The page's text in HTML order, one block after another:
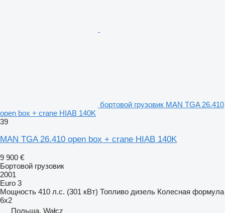
бортовой грузовик MAN TGA 26.410
open box + crane HIAB 140K
39
MAN TGA 26.410 open box + crane HIAB 140K
9 900 €
Бортовой грузовик
2001
Euro 3
Мощность 410 л.с. (301 кВт) Топливо дизель Колесная формула
6x2
Польша, Wałcz